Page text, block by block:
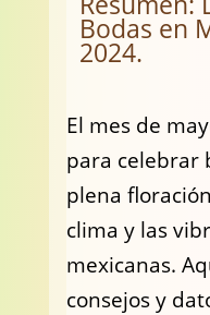
Bodas en
2024.
El mes de
para celebrar
plena
clima y las
mexicanas.
consejos y